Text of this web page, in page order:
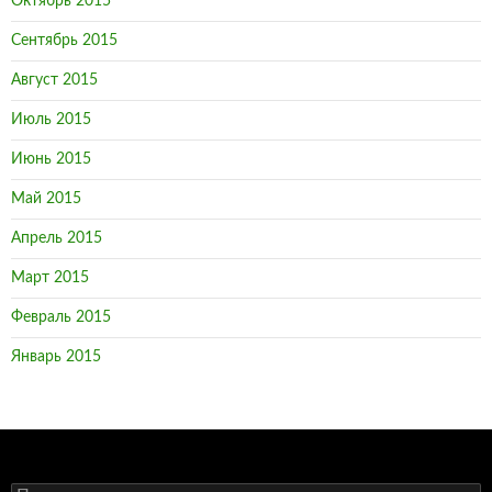
Сентябрь 2015
Август 2015
Июль 2015
Июнь 2015
Май 2015
Апрель 2015
Март 2015
Февраль 2015
Январь 2015